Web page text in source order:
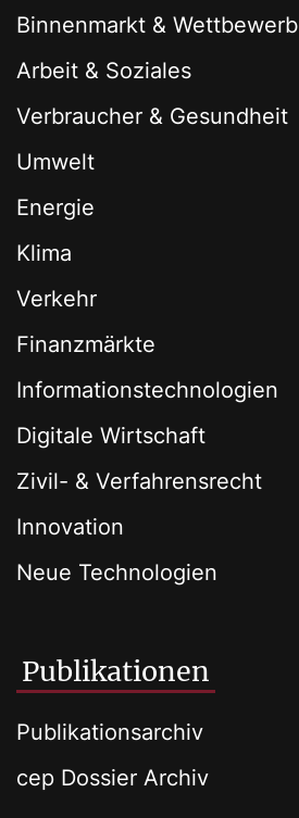
Binnenmarkt & Wettbewerb
Arbeit & Soziales
Verbraucher & Gesundheit
Umwelt
Energie
Klima
Verkehr
Finanzmärkte
Informationstechnologien
Digitale Wirtschaft
Zivil- & Verfahrensrecht
Innovation
Neue Technologien
Publikationen
Publikationsarchiv
cep Dossier Archiv